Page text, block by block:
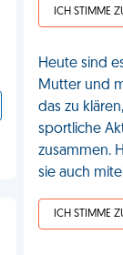
Heute sind
Mutter und
das zu
sportliche
zusammen.
sie auch